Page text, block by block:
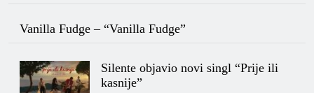
Vanilla Fudge – “Vanilla Fudge”
Silente objavio novi singl “Prije ili
kasnije”